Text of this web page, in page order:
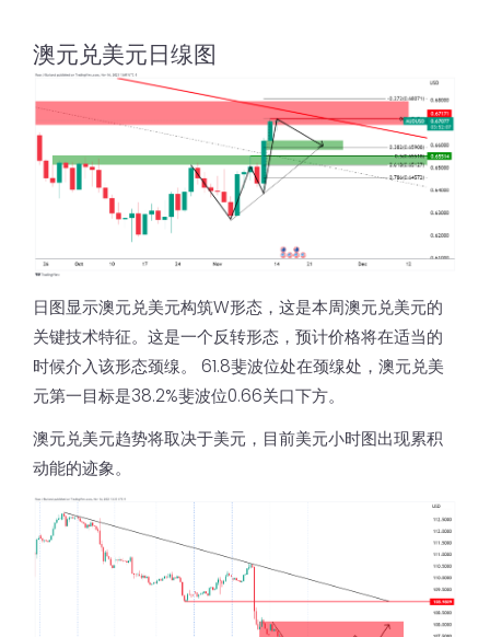
澳元兑美元日缐图
日图显示澳元兑美元构筑W形态，这是本周澳元兑美元的
关键技术特征。这是一个反转形态，预计价格将在适当的
时候介入该形态颈缐。 61.8斐波位处在颈缐处，澳元兑美
元第一目标是38.2%斐波位0.66关口下方。
澳元兑美元趋势将取决于美元，目前美元小时图出现累积
动能的迹象。